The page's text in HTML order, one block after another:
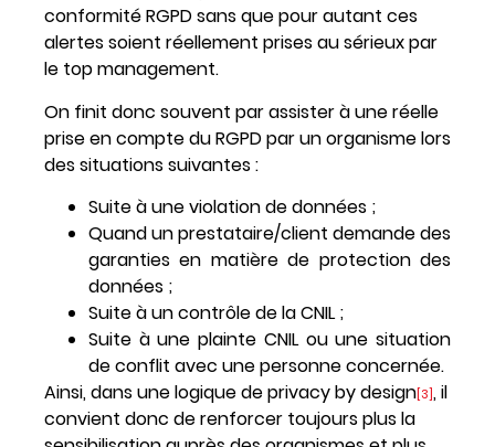
conformité RGPD sans que pour autant ces
alertes soient réellement prises au sérieux par
le top management.
On finit donc souvent par assister à une réelle
prise en compte du RGPD par un organisme lors
des situations suivantes :
Suite à une violation de données ;
Quand un prestataire/client demande des
garanties en matière de protection des
données ;
Suite à un contrôle de la CNIL ;
Suite à une plainte CNIL ou une situation
de conflit avec une personne concernée.
Ainsi, dans une logique de privacy by design[3], il
convient donc de renforcer toujours plus la